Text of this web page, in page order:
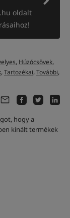
oldalt
, Húzócsövek,
,Tartozékai,További,
hogy a
kínált termékek